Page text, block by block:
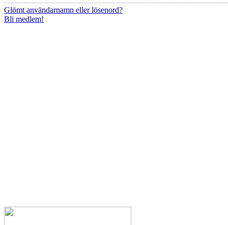
Glömt användarnamn eller lösenord?
Bli medlem!